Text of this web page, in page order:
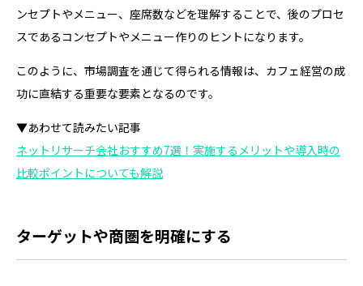
ンセプトやメニュー、座席数などを理解することで、後のプロセ
スであるコンセプトやメニュー作りのヒントになります。
このように、市場調査を通じて得られる情報は、カフェ経営の成
功に直結する重要な要素となるのです。
▼あわせて読みたい記事
ネットリサーチ会社おすすめ7選！実施するメリットや導入時の
比較ポイントについても解説
ターゲットや商圏を明確にする